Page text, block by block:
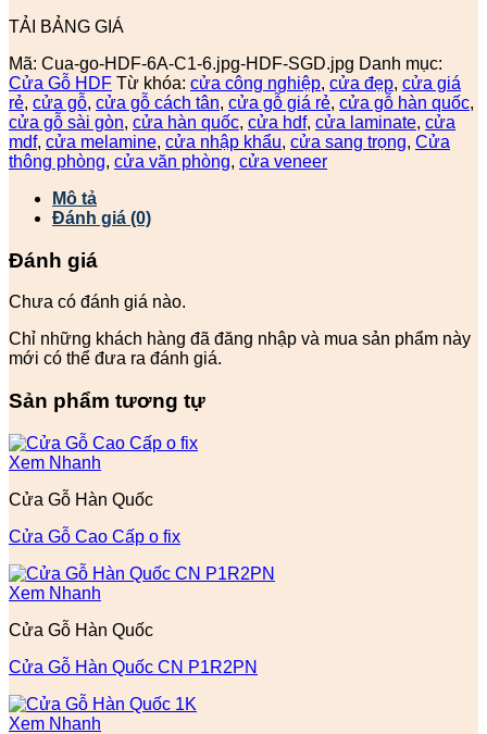
TẢI BẢNG GIÁ
Mã: Cua-go-HDF-6A-C1-6.jpg-HDF-SGD.jpg Danh mục:
Cửa Gỗ HDF Từ khóa: cửa công nghiệp, cửa đẹp, cửa giá
rẻ, cửa gỗ, cửa gỗ cách tân, cửa gỗ giá rẻ, cửa gỗ hàn quốc,
cửa gỗ sài gòn, cửa hàn quốc, cửa hdf, cửa laminate, cửa
mdf, cửa melamine, cửa nhập khẩu, cửa sang trọng, Cửa
thông phòng, cửa văn phòng, cửa veneer
Mô tả
Đánh giá (0)
Đánh giá
Chưa có đánh giá nào.
Chỉ những khách hàng đã đăng nhập và mua sản phẩm này
mới có thể đưa ra đánh giá.
Sản phẩm tương tự
Xem Nhanh
Cửa Gỗ Hàn Quốc
Cửa Gỗ Cao Cấp o fix
Xem Nhanh
Cửa Gỗ Hàn Quốc
Cửa Gỗ Hàn Quốc CN P1R2PN
Xem Nhanh